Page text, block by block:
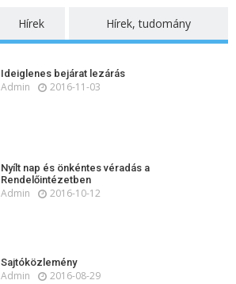
Hírek Hírek, tudomány
Ideiglenes bejárat lezárás
Admin 2016-11-03
Nyílt nap és önkéntes véradás a
Rendelőintézetben
Admin 2016-10-12
Sajtóközlemény
Admin 2016-08-29